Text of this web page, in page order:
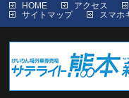
HOME アクセス
サイトマップ
スマホ